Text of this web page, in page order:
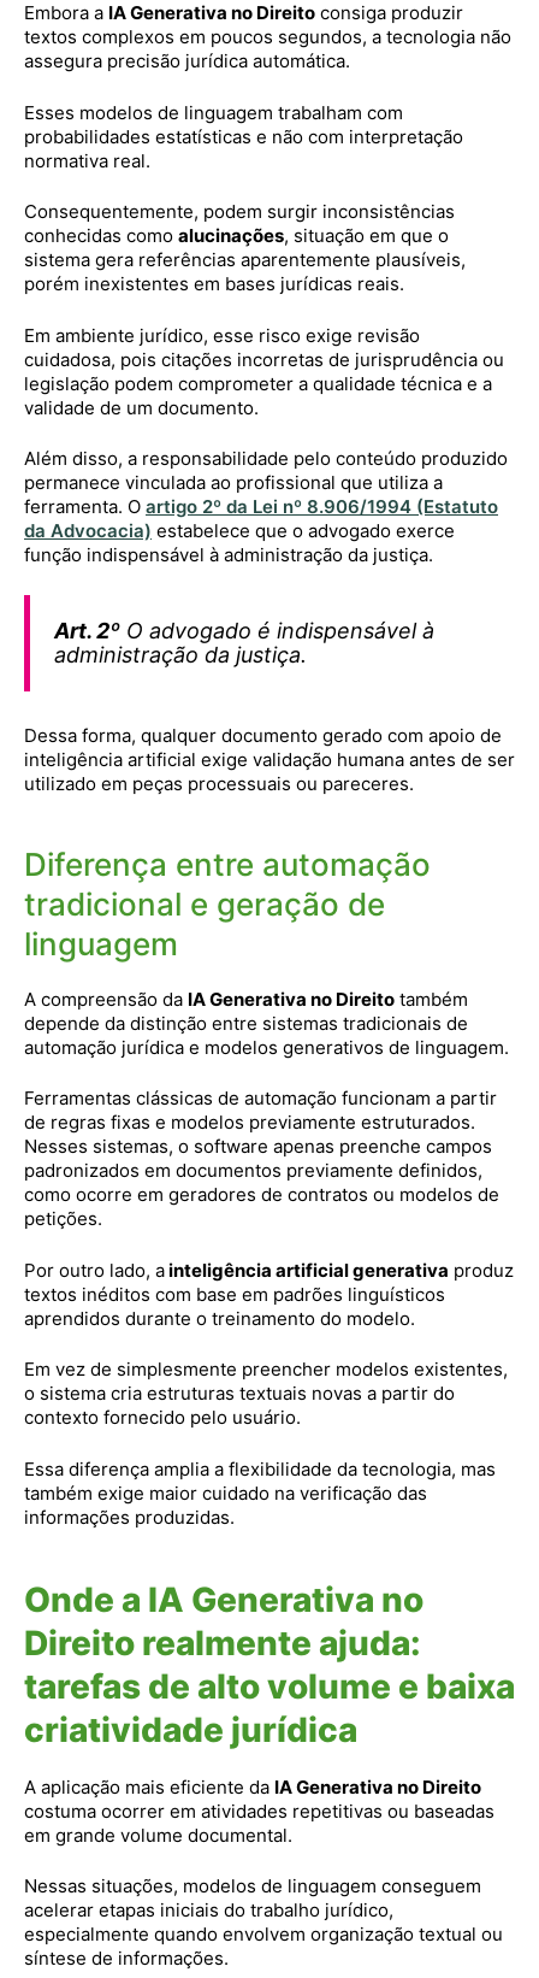
Embora a IA Generativa no Direito consiga produzir
textos complexos em poucos segundos, a tecnologia não
assegura precisão jurídica automática.
Esses modelos de linguagem trabalham com
probabilidades estatísticas e não com interpretação
normativa real.
Consequentemente, podem surgir inconsistências
conhecidas como alucinações, situação em que o
sistema gera referências aparentemente plausíveis,
porém inexistentes em bases jurídicas reais.
Em ambiente jurídico, esse risco exige revisão
cuidadosa, pois citações incorretas de jurisprudência ou
legislação podem comprometer a qualidade técnica e a
validade de um documento.
Além disso, a responsabilidade pelo conteúdo produzido
permanece vinculada ao profissional que utiliza a
ferramenta. O artigo 2º da Lei nº 8.906/1994 (Estatuto
da Advocacia) estabelece que o advogado exerce
função indispensável à administração da justiça.
Art. 2º O advogado é indispensável à
administração da justiça.
Dessa forma, qualquer documento gerado com apoio de
inteligência artificial exige validação humana antes de ser
utilizado em peças processuais ou pareceres.
Diferença entre automação
tradicional e geração de
linguagem
A compreensão da IA Generativa no Direito também
depende da distinção entre sistemas tradicionais de
automação jurídica e modelos generativos de linguagem.
Ferramentas clássicas de automação funcionam a partir
de regras fixas e modelos previamente estruturados.
Nesses sistemas, o software apenas preenche campos
padronizados em documentos previamente definidos,
como ocorre em geradores de contratos ou modelos de
petições.
Por outro lado, ainteligência artificial generativa produz
textos inéditos com base em padrões linguísticos
aprendidos durante o treinamento do modelo.
Em vez de simplesmente preencher modelos existentes,
o sistema cria estruturas textuais novas a partir do
contexto fornecido pelo usuário.
Essa diferença amplia a flexibilidade da tecnologia, mas
também exige maior cuidado na verificação das
informações produzidas.
Onde a IA Generativa no
Direito realmente ajuda:
tarefas de alto volume e baixa
criatividade jurídica
A aplicação mais eficiente da IA Generativa no Direito
costuma ocorrer em atividades repetitivas ou baseadas
em grande volume documental.
Nessas situações, modelos de linguagem conseguem
acelerar etapas iniciais do trabalho jurídico,
especialmente quando envolvem organização textual ou
síntese de informações.